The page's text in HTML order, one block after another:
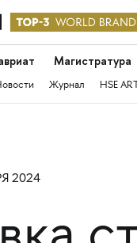
Магистратура
Журнал HSE
2024